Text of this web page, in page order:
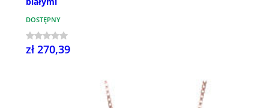
DOSTĘPNY
zł 270,39